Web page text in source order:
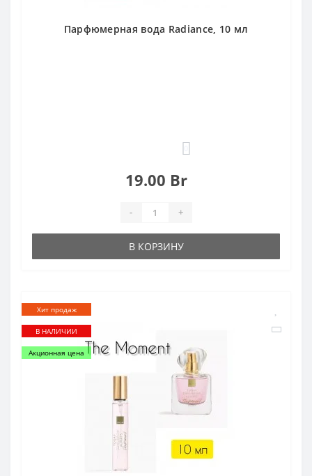
Парфюмерная вода Radiance, 10 мл
19.00 Br
- +
В КОРЗИНУ
Хит продаж
В НАЛИЧИИ
Акционная цена